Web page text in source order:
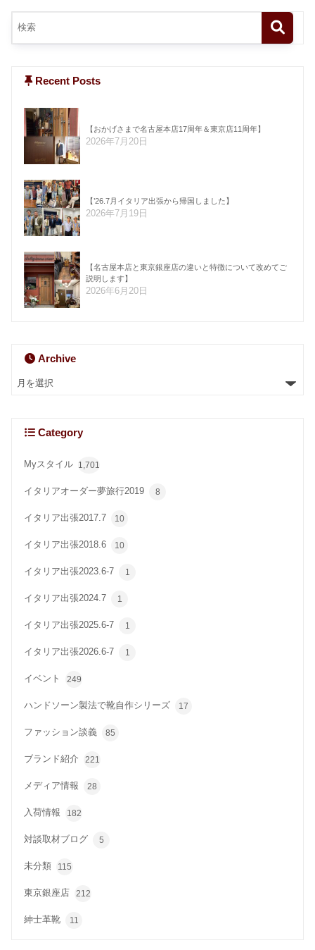
Recent Posts
【おかげさまで名古屋本店17周年＆東京店11周年】
2026年7月20日
【’26.7月イタリア出張から帰国しました】
2026年7月19日
【名古屋本店と東京銀座店の違いと特徴について改めてご
説明します】
2026年6月20日
Archive
Category
Myスタイル 1,701
イタリアオーダー夢旅行2019 8
イタリア出張2017.7 10
イタリア出張2018.6 10
イタリア出張2023.6-7 1
イタリア出張2024.7 1
イタリア出張2025.6-7 1
イタリア出張2026.6-7 1
イベント 249
ハンドソーン製法で靴自作シリーズ 17
ファッション談義 85
ブランド紹介 221
メディア情報 28
入荷情報 182
対談取材ブログ 5
未分類 115
東京銀座店 212
紳士革靴 11